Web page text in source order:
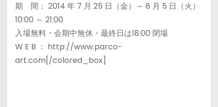
期 間： 2014 年 7 月 25 日（金）～ 8 月 5 日（火）
10:00 ～ 21:00
入場無料・会期中無休・最終日は18:00 閉場
W E B ： http://www.parco-
art.com[/colored_box]